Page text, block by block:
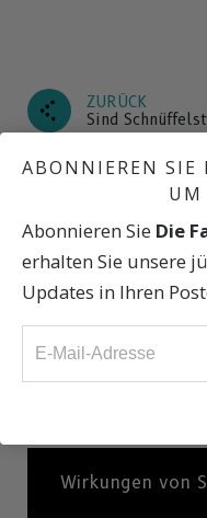
ZURÜCK
Sind
Was sind
Wirkungen von
ABONNIEREN SIE
UM
Abonnieren Sie Die
erhalten Sie unsere
Updates in Ihren